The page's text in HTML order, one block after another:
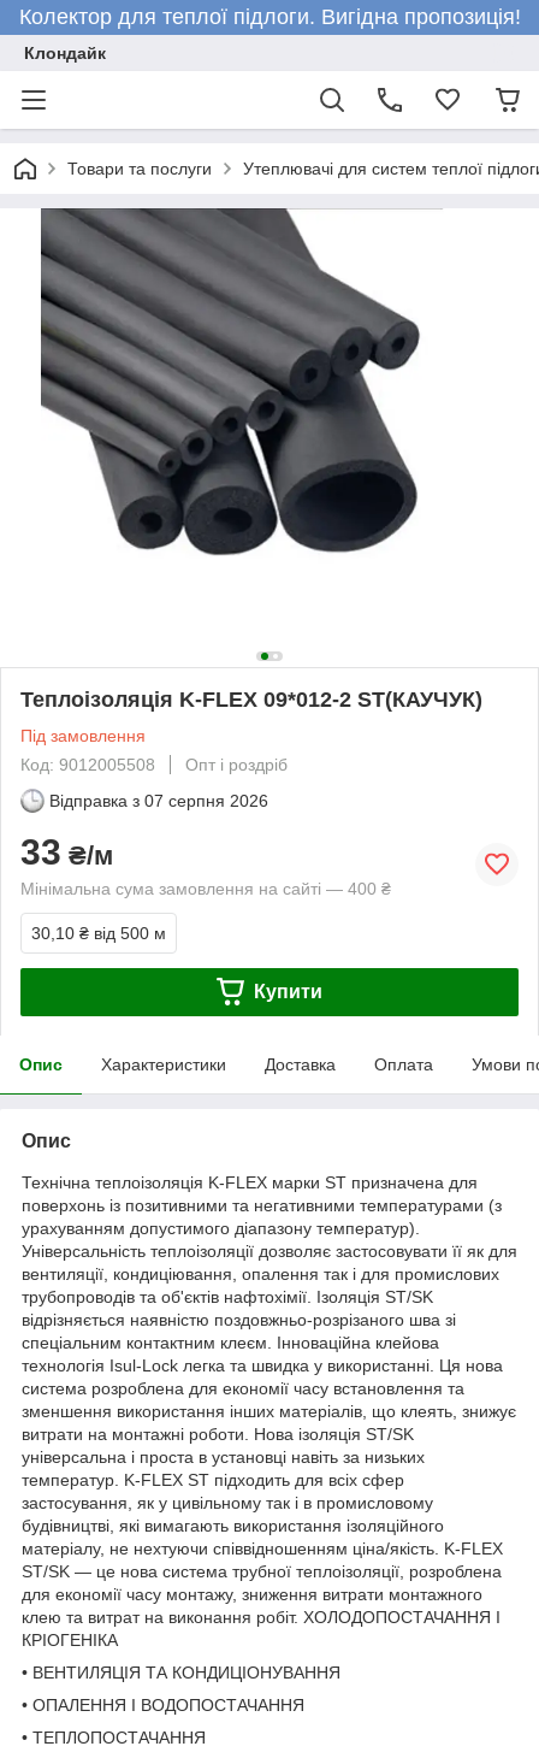
Колектор для теплої підлоги. Вигідна пропозиція!
Клондайк
Товари та послуги Утеплювачі для систем теплої
Теплоізоляція K-FLEX 09*012-2 ST(КАУЧУК)
Під замовлення
Код: 9012005508
Опт і роздріб
Відправка з 07 серпня 2026
33 ₴/м
Мінімальна сума замовлення на сайті — 400 ₴
30,10 ₴ від 500 м
Купити
Опис Характеристики Доставка Оплата Умови
Опис
Технічна теплоізоляція K-FLEX марки ST призначена для
поверхонь із позитивними та негативними температурами (з
урахуванням допустимого діапазону температур).
Універсальність теплоізоляції дозволяє застосовувати її як для
вентиляції, кондиціювання, опалення так і для промислових
трубопроводів та об'єктів нафтохімії. Ізоляція ST/SK
відрізняється наявністю поздовжньо-розрізаного шва зі
спеціальним контактним клеєм. Інноваційна клейова
технологія Isul-Lock легка та швидка у використанні. Ця нова
система розроблена для економії часу встановлення та
зменшення використання інших матеріалів, що клеять, знижує
витрати на монтажні роботи. Нова ізоляція ST/SK
універсальна і проста в установці навіть за низьких
температур. K-FLEX ST підходить для всіх сфер
застосування, як у цивільному так і в промисловому
будівництві, які вимагають використання ізоляційного
матеріалу, не нехтуючи співвідношенням ціна/якість. K-FLEX
ST/SK — це нова система трубної теплоізоляції, розроблена
для економії часу монтажу, зниження витрати монтажного
клею та витрат на виконання робіт. ХОЛОДОПОСТАЧАННЯ І
КРІОГЕНІКА
• ВЕНТИЛЯЦІЯ ТА КОНДИЦІОНУВАННЯ
• ОПАЛЕННЯ І ВОДОПОСТАЧАННЯ
• ТЕПЛОПОСТАЧАННЯ